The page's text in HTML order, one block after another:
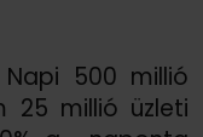
500 millió
25 millió üzleti